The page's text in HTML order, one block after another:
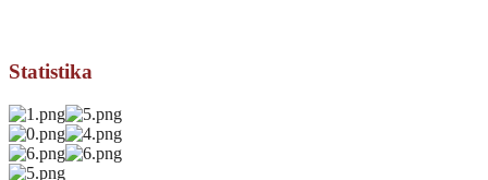
Statistika